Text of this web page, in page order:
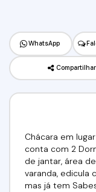
WhatsApp
Compartilhar
Chácara em
conta com 2
de jantar, área
varanda, edicula
mas já tem